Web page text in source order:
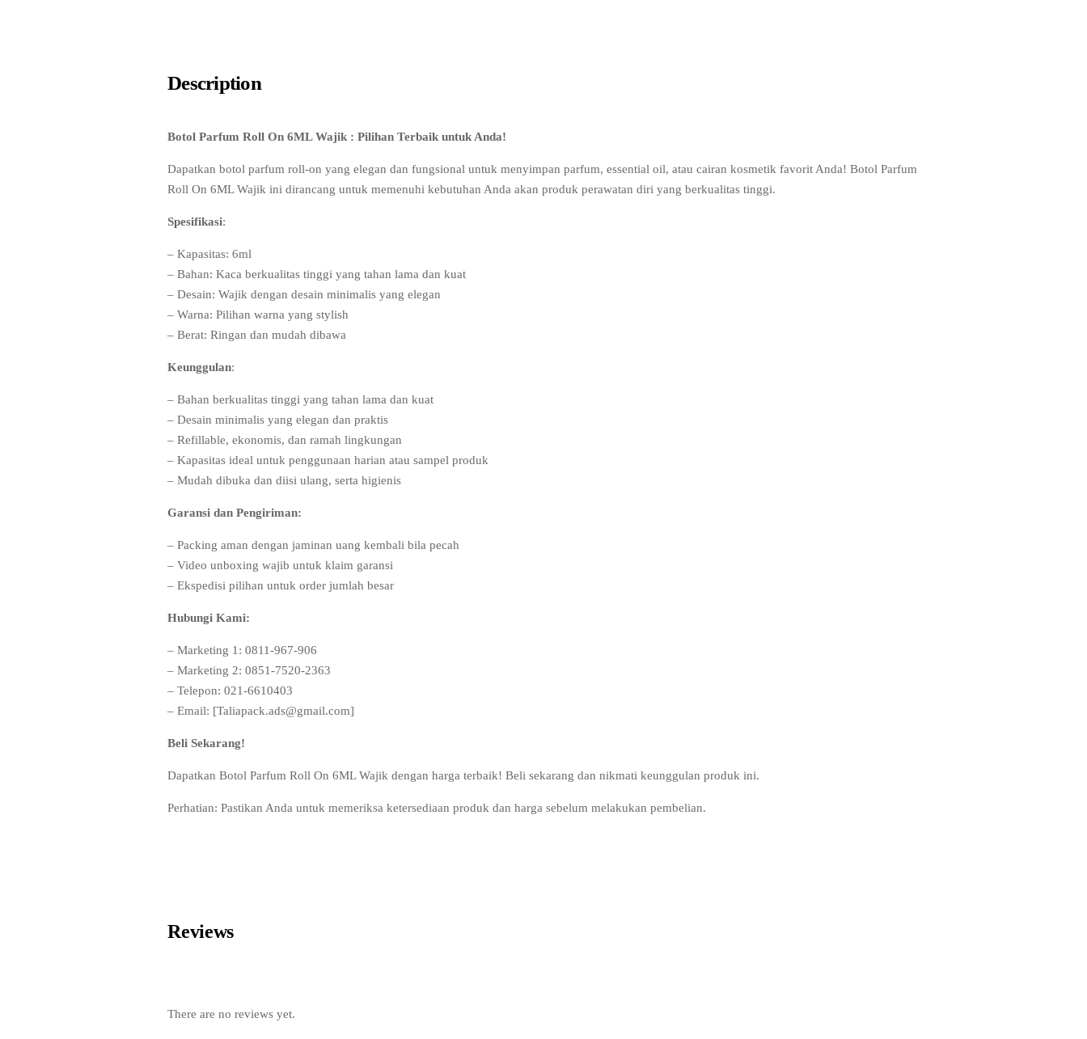
Description
Botol Parfum Roll On 6ML Wajik : Pilihan Terbaik untuk Anda!
Dapatkan botol parfum roll-on yang elegan dan fungsional untuk menyimpan parfum, essential oil, atau cairan kosmetik favorit Anda! Botol Parfum
Roll On 6ML Wajik ini dirancang untuk memenuhi kebutuhan Anda akan produk perawatan diri yang berkualitas tinggi.
Spesifikasi:
– Kapasitas: 6ml
– Bahan: Kaca berkualitas tinggi yang tahan lama dan kuat
– Desain: Wajik dengan desain minimalis yang elegan
– Warna: Pilihan warna yang stylish
– Berat: Ringan dan mudah dibawa
Keunggulan:
– Bahan berkualitas tinggi yang tahan lama dan kuat
– Desain minimalis yang elegan dan praktis
– Refillable, ekonomis, dan ramah lingkungan
– Kapasitas ideal untuk penggunaan harian atau sampel produk
– Mudah dibuka dan diisi ulang, serta higienis
Garansi dan Pengiriman:
– Packing aman dengan jaminan uang kembali bila pecah
– Video unboxing wajib untuk klaim garansi
– Ekspedisi pilihan untuk order jumlah besar
Hubungi Kami:
– Marketing 1: 0811-967-906
– Marketing 2: 0851-7520-2363
– Telepon: 021-6610403
– Email: [Taliapack.ads@gmail.com]
Beli Sekarang!
Dapatkan Botol Parfum Roll On 6ML Wajik dengan harga terbaik! Beli sekarang dan nikmati keunggulan produk ini.
Perhatian: Pastikan Anda untuk memeriksa ketersediaan produk dan harga sebelum melakukan pembelian.
Reviews
There are no reviews yet.